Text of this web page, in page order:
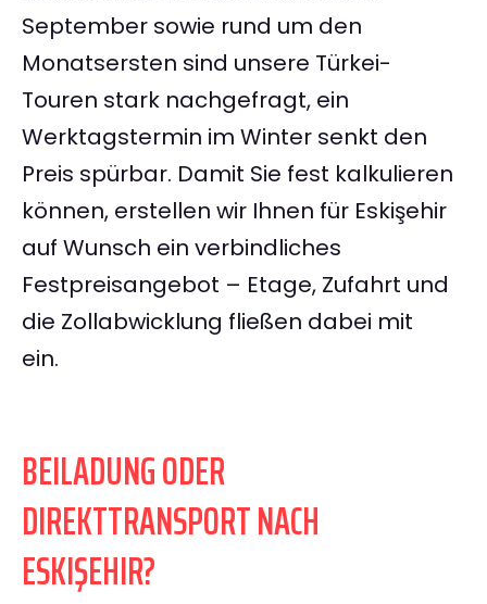
September sowie rund um den
Monatsersten sind unsere Türkei-
Touren stark nachgefragt, ein
Werktagstermin im Winter senkt den
Preis spürbar. Damit Sie fest kalkulieren
können, erstellen wir Ihnen für Eskişehir
auf Wunsch ein verbindliches
Festpreisangebot – Etage, Zufahrt und
die Zollabwicklung fließen dabei mit
ein.
BEILADUNG ODER
DIREKTTRANSPORT NACH
ESKIŞEHIR?